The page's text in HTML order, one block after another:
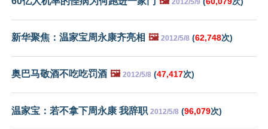
新华聚焦：温家宝周永康齐亮相 🖼️ 2012/5/8 (62,748次)
奥巴马敬酒不吃吃罚酒 🖼️ 2012/5/8 (47,417次)
温家宝：若不拿下周永康 我辞职 2012/5/8 (96,079次)